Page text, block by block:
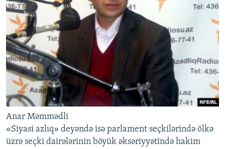
Anar Məmmədli
«Siyasi azlıq» deyəndə isə parlament seçkilərində ölkə
üzrə seçki dairələrinin böyük əksəriyyətində hakim